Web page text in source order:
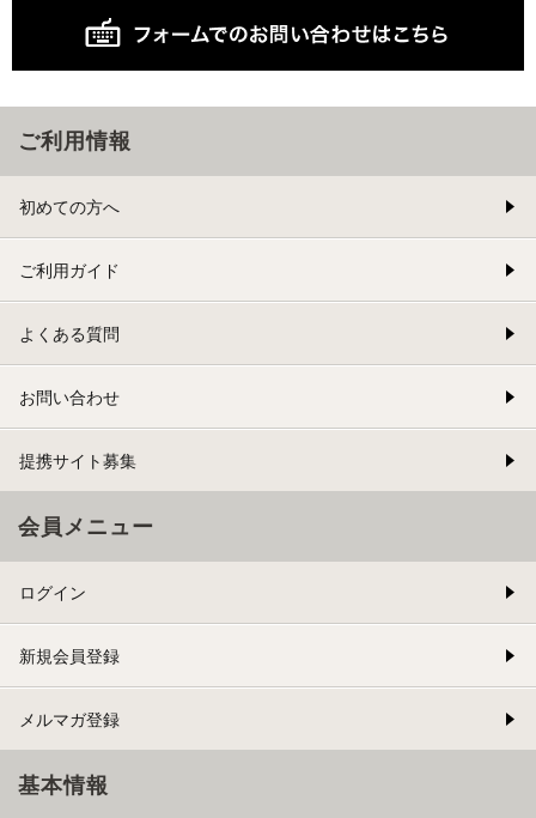
ご利用情報
初めての方へ
ご利用ガイド
よくある質問
お問い合わせ
提携サイト募集
会員メニュー
ログイン
新規会員登録
メルマガ登録
基本情報